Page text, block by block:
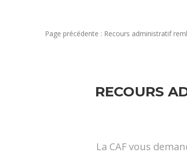
Page précédente : Recours administratif
RECOURS
La CAF vous